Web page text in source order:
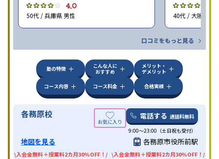
4.0
50代 / 兵庫県 男性 40代 / 大阪府 女
口コミをもっと見る
塾の特徴
こんな人に
おすすめ
メリット・
デメリット
コース内容
コース料金 合格実績
各務原校 電話する 通話料無料
9:00～23:00（土日祝も受付）
地図を見る 各務原市役所前駅
\入会金無料＋授業料2カ月30%OFF！/ \入会金無料＋授業料2カ月30%OFF！/